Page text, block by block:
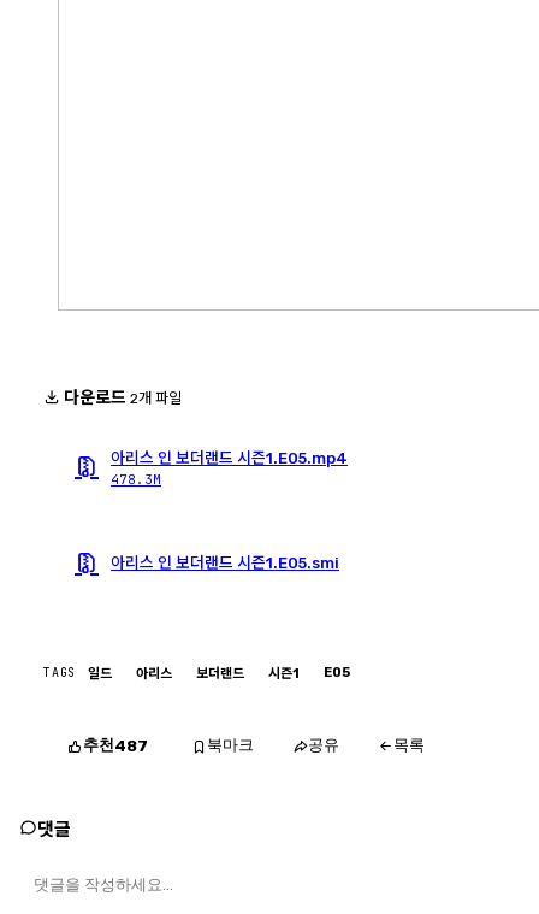
다운로드 2개 파일
아리스 인 보더랜드 시즌1.E05.mp4
478.3M
아리스 인 보더랜드 시즌1.E05.smi
TAGS 일드 아리스 보더랜드 시즌1 E05
추천487 북마크 공유 목록
댓글